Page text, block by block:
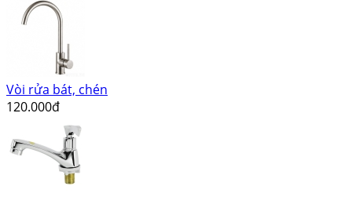
Vòi rửa bát, chén
120.000đ